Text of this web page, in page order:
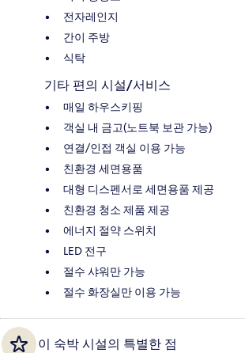
전자레인지
간이 주방
식탁
기타 편의 시설/서비스
매일 하우스키핑
객실 내 금고(노트북 보관 가능)
연결/인접 객실 이용 가능
친환경 세면용품
대형 디스펜서로 세면용품 제공
친환경 청소 제품 제공
에너지 절약 스위치
LED 전구
절수 샤워만 가능
절수 화장실만 이용 가능
이 숙박 시설의 특별한 점